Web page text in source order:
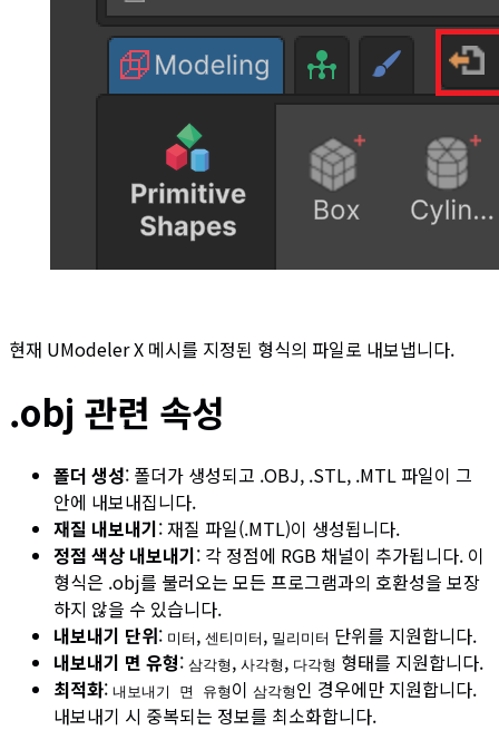
현재 UModeler X 메시를 지정된 형식의 파일로 내보냅니다.
.obj 관련 속성
폴더 생성: 폴더가 생성되고 .OBJ, .STL, .MTL 파일이 그
안에 내보내집니다.
재질 내보내기: 재질 파일(.MTL)이 생성됩니다.
정점 색상 내보내기: 각 정점에 RGB 채널이 추가됩니다. 이
형식은 .obj를 불러오는 모든 프로그램과의 호환성을 보장
하지 않을 수 있습니다.
내보내기 단위: 미터 , 센티미터 , 밀리미터 단위를 지원합니다.
내보내기 면 유형: 삼각형 , 사각형 , 다각형 형태를 지원합니다.
최적화: 내보내기 면 유형 이 삼각형 인 경우에만 지원합니다.
내보내기 시 중복되는 정보를 최소화합니다.